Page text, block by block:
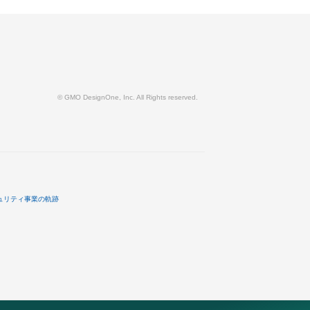
© GMO DesignOne, Inc. All Rights reserved.
リティ事業の軌跡